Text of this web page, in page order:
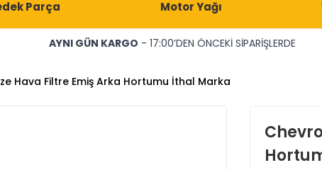
Parça Motor Yağı
AYNI GÜN KARGO - 17:00’DEN ÖNCEKİ SİPARİŞLERDE
Hava Filtre Emiş Arka Hortumu İthal Marka